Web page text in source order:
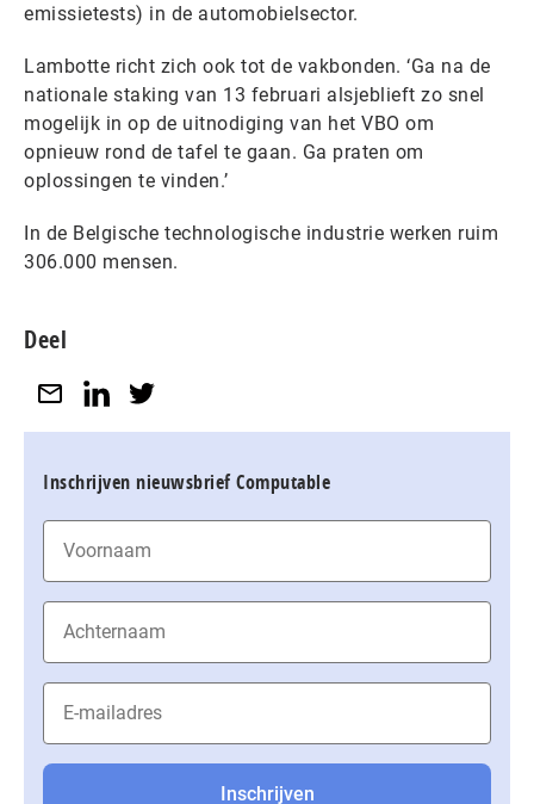
emissietests) in de automobielsector.
Lambotte richt zich ook tot de vakbonden. ‘Ga na de
nationale staking van 13 februari alsjeblieft zo snel
mogelijk in op de uitnodiging van het VBO om
opnieuw rond de tafel te gaan. Ga praten om
oplossingen te vinden.’
In de Belgische technologische industrie werken ruim
306.000 mensen.
Deel
Inschrijven nieuwsbrief Computable